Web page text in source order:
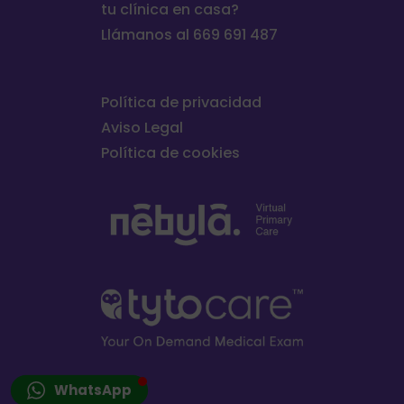
WhatsApp
tu clínica en casa?
Llámanos al 669 691 487
Política de privacidad
Aviso Legal
Política de cookies